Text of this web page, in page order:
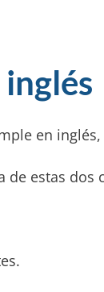
en
de estas dos